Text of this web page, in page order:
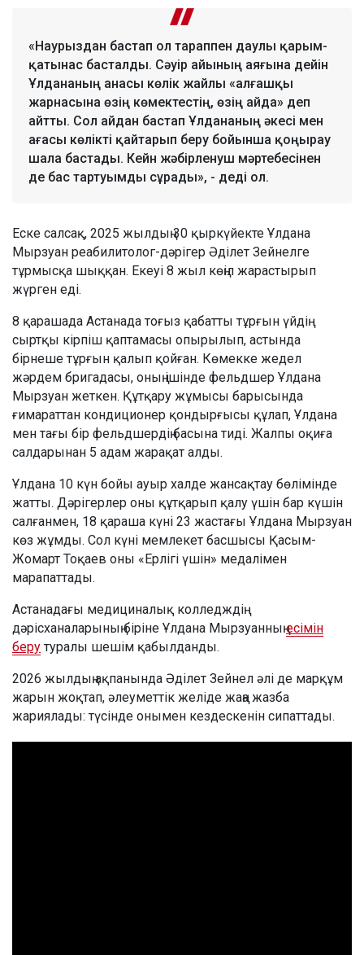
«Наурыздан бастап ол тараппен даулы қарым-
қатынас басталды. Сәуір айының аяғына дейін
Ұлдананың анасы көлік жайлы «алғашқы
жарнасына өзің көмектестің, өзің айда» деп
айтты. Сол айдан бастап Ұлдананың әкесі мен
ағасы көлікті қайтарып беру бойынша қоңырау
шала бастады. Кейн жәбірленуш мәртебесінен
де бас тартуымды сұрады», - деді ол.
Еске салсақ, 2025 жылдың 30 қыркүйекте Ұлдана
Мырзуан реабилитолог-дәрігер Әділет Зейнелге
тұрмысқа шыққан. Екеуі 8 жыл көңіл жарастырып
жүрген еді.
8 қарашада Астанада тоғыз қабатты тұрғын үйдің
сыртқы кірпіш қаптамасы опырылып, астында
бірнеше тұрғын қалып қойған. Көмекке жедел
жәрдем бригадасы, оның ішінде фельдшер Ұлдана
Мырзуан жеткен. Құтқару жұмысы барысында
ғимараттан кондиционер қондырғысы құлап, Ұлдана
мен тағы бір фельдшердің басына тиді. Жалпы оқиға
салдарынан 5 адам жарақат алды.
Ұлдана 10 күн бойы ауыр халде жансақтау бөлімінде
жатты. Дәрігерлер оны құтқарып қалу үшін бар күшін
салғанмен, 18 қараша күні 23 жастағы Ұлдана Мырзуан
көз жұмды. Сол күні мемлекет басшысы Қасым-
Жомарт Тоқаев оны «Ерлігі үшін» медалімен
марапаттады.
Астанадағы медициналық колледждің
дәрісханаларының біріне Ұлдана Мырзуанныңесімін
беру туралы шешім қабылданды.
2026 жылдың ақпанында Әділет Зейнел әлі де марқұм
жарын жоқтап, әлеуметтік желіде жаңа жазба
жариялады: түсінде онымен кездескенін сипаттады.